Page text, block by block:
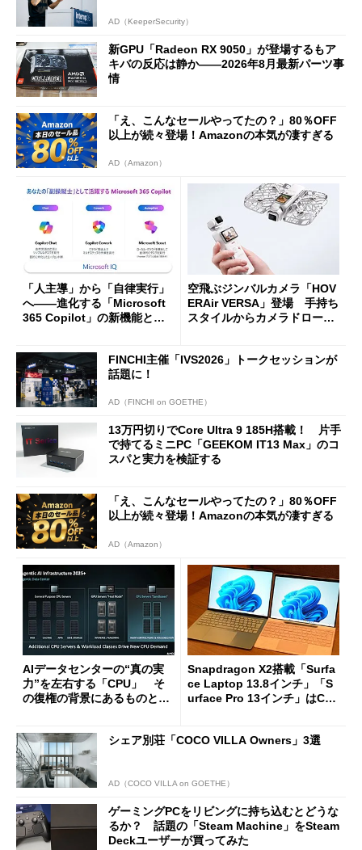
AD（KeeperSecurity）
新GPU「Radeon RX 9050」が登場するもア
キバの反応は静か――2026年8月最新パーツ事
情
「え、こんなセールやってたの？」80％OFF
以上が続々登場！Amazonの本気が凄すぎる
AD（Amazon）
「人主導」から「自律実行」
へ――進化する「Microsoft
365 Copilot」の新機能とエ
空飛ぶジンバルカメラ「HOV
ERAir VERSA」登場 手持ち
スタイルからカメラドローン
FINCHI主催「IVS2026」トークセッションが
話題に！
AD（FINCHI on GOETHE）
13万円切りでCore Ultra 9 185H搭載！ 片手
で持てるミニPC「GEEKOM IT13 Max」のコ
スパと実力を検証する
「え、こんなセールやってたの？」80％OFF
以上が続々登場！Amazonの本気が凄すぎる
AD（Amazon）
AIデータセンターの“真の実
力”を左右する「CPU」 そ
の復権の背景にあるものと
Snapdragon X2搭載「Surfa
ce Laptop 13.8インチ」「S
urface Pro 13インチ」はCop
た
シェア別荘「COCO VILLA Owners」3選
AD（COCO VILLA on GOETHE）
ゲーミングPCをリビングに持ち込むとどうな
るか？ 話題の「Steam Machine」をSteam
Deckユーザーが買ってみた